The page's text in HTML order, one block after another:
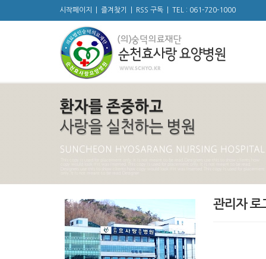
시작페이지 즐겨찾기 RSS 구독 TEL : 061-720-1000
관리자 로